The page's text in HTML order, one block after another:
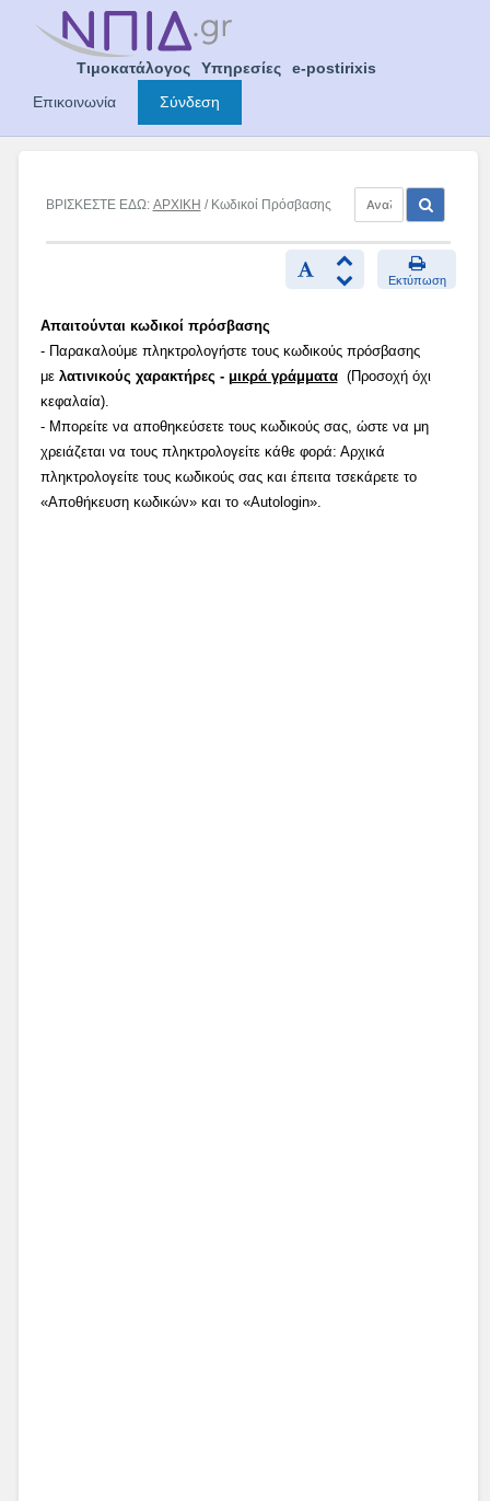
Τιμοκατάλογος Υπηρεσίες
e-postirixis
Επικοινωνία
Σύνδεση
ΒΡΙΣΚΕΣΤΕ ΕΔΩ: ΑΡΧΙΚΗ / Κωδικοί Πρόσβασης
Εκτύπωση
Απαιτούνται κωδικοί πρόσβασης
- Παρακαλούμε πληκτρολογήστε τους κωδικούς πρόσβασης
με λατινικούς χαρακτήρες - μικρά γράμματα(Προσοχή όχι
κεφαλαία).
- Μπορείτε να αποθηκεύσετε τους κωδικούς σας, ώστε να μη
χρειάζεται να τους πληκτρολογείτε κάθε φορά: Αρχικά
πληκτρολογείτε τους κωδικούς σας και έπειτα τσεκάρετε το
«Αποθήκευση κωδικών» και το «Autologin».